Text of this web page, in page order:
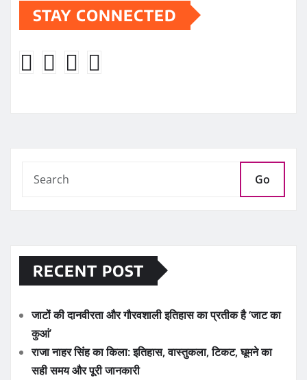
STAY CONNECTED
Go
RECENT POST
जाटों की दानवीरता और गौरवशाली इतिहास का प्रतीक है ‘जाट का
कुआं’
राजा नाहर सिंह का किला: इतिहास, वास्तुकला, टिकट, घूमने का
सही समय और पूरी जानकारी